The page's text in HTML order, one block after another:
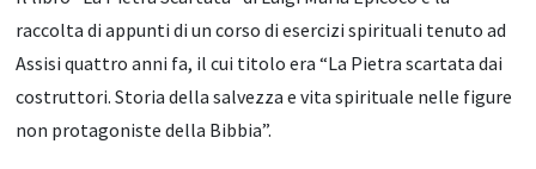
raccolta di appunti di un corso di esercizi spirituali tenuto ad
Assisi quattro anni fa, il cui titolo era “La Pietra scartata dai
costruttori. Storia della salvezza e vita spirituale nelle figure
non protagoniste della Bibbia”.